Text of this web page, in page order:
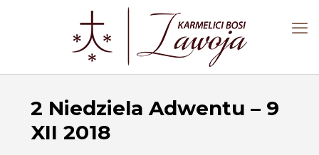
2 Niedziela Adwentu – 9
XII 2018